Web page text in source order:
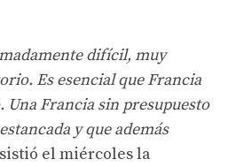
difícil, muy
Es esencial que Francia
Una Francia sin presupuesto
y que además
el miércoles la